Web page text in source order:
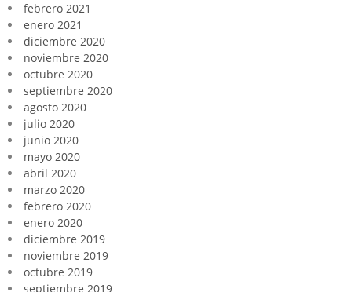
febrero 2021
enero 2021
diciembre 2020
noviembre 2020
octubre 2020
septiembre 2020
agosto 2020
julio 2020
junio 2020
mayo 2020
abril 2020
marzo 2020
febrero 2020
enero 2020
diciembre 2019
noviembre 2019
octubre 2019
septiembre 2019